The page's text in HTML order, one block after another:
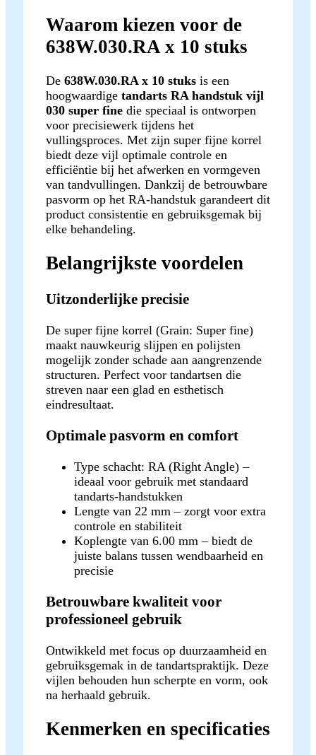
Waarom kiezen voor de
638W.030.RA x 10 stuks
De 638W.030.RA x 10 stuks is een
hoogwaardige tandarts RA handstuk vijl
030 super fine die speciaal is ontworpen
voor precisiewerk tijdens het
vullingsproces. Met zijn super fijne korrel
biedt deze vijl optimale controle en
efficiëntie bij het afwerken en vormgeven
van tandvullingen. Dankzij de betrouwbare
pasvorm op het RA-handstuk garandeert dit
product consistentie en gebruiksgemak bij
elke behandeling.
Belangrijkste voordelen
Uitzonderlijke precisie
De super fijne korrel (Grain: Super fine)
maakt nauwkeurig slijpen en polijsten
mogelijk zonder schade aan aangrenzende
structuren. Perfect voor tandartsen die
streven naar een glad en esthetisch
eindresultaat.
Optimale pasvorm en comfort
Type schacht: RA (Right Angle) –
ideaal voor gebruik met standaard
tandarts-handstukken
Lengte van 22 mm – zorgt voor extra
controle en stabiliteit
Koplengte van 6.00 mm – biedt de
juiste balans tussen wendbaarheid en
precisie
Betrouwbare kwaliteit voor
professioneel gebruik
Ontwikkeld met focus op duurzaamheid en
gebruiksgemak in de tandartspraktijk. Deze
vijlen behouden hun scherpte en vorm, ook
na herhaald gebruik.
Kenmerken en specificaties